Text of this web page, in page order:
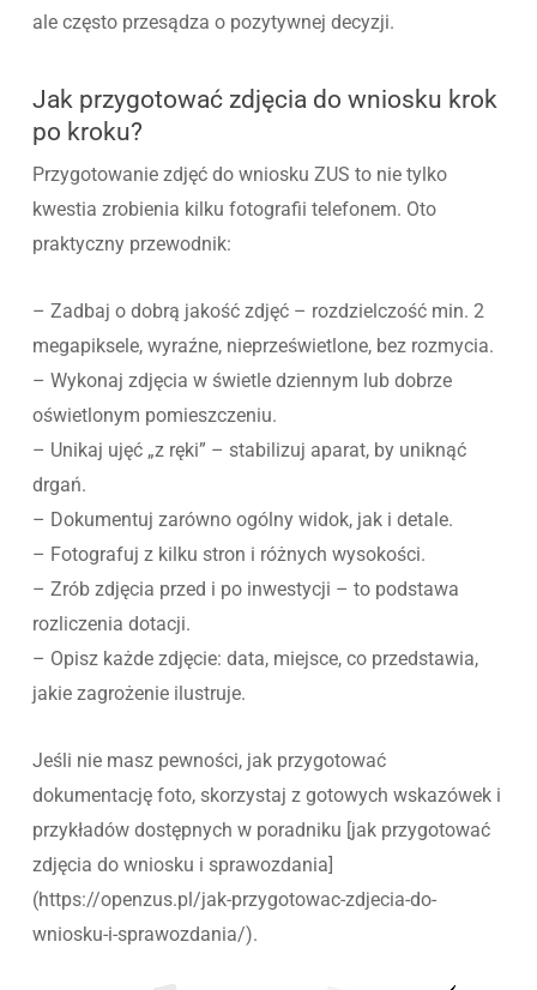
ale często przesądza o pozytywnej decyzji.
Jak przygotować zdjęcia do wniosku krok
po kroku?
Przygotowanie zdjęć do wniosku ZUS to nie tylko
kwestia zrobienia kilku fotografii telefonem. Oto
praktyczny przewodnik:
– Zadbaj o dobrą jakość zdjęć – rozdzielczość min. 2
megapiksele, wyraźne, nieprześwietlone, bez rozmycia.
– Wykonaj zdjęcia w świetle dziennym lub dobrze
oświetlonym pomieszczeniu.
– Unikaj ujęć „z ręki” – stabilizuj aparat, by uniknąć
drgań.
– Dokumentuj zarówno ogólny widok, jak i detale.
– Fotografuj z kilku stron i różnych wysokości.
– Zrób zdjęcia przed i po inwestycji – to podstawa
rozliczenia dotacji.
– Opisz każde zdjęcie: data, miejsce, co przedstawia,
jakie zagrożenie ilustruje.
Jeśli nie masz pewności, jak przygotować
dokumentację foto, skorzystaj z gotowych wskazówek i
przykładów dostępnych w poradniku [jak przygotować
zdjęcia do wniosku i sprawozdania]
(https://openzus.pl/jak-przygotowac-zdjecia-do-
wniosku-i-sprawozdania/).